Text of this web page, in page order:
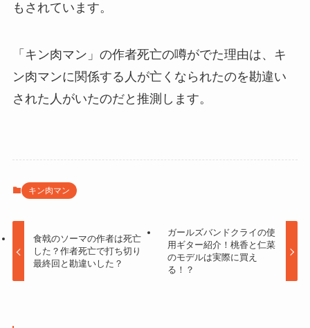
もされています。
「キン肉マン」の作者死亡の噂がでた理由は、キ
ン肉マンに関係する人が亡くなられたのを勘違い
された人がいたのだと推測します。
キン肉マン
食戟のソーマの作者は死亡
した？作者死亡で打ち切り
最終回と勘違いした？
ガールズバンドクライの使
用ギター紹介！桃香と仁菜
のモデルは実際に買え
る！？